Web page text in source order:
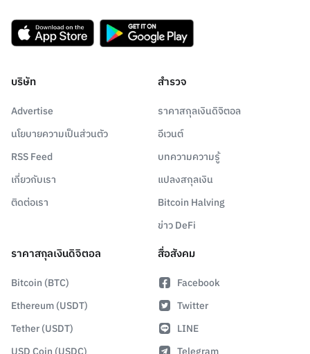
บริษัท
Advertise
นโยบายความเป็นส่วนตัว
RSS Feed
เกี่ยวกับเรา
ติดต่อเรา
สำรวจ
ราคาสกุลเงินดิจิตอล
อีเวนต์
บทความความรู้
แปลงสกุลเงิน
Bitcoin Halving
ข่าว DeFi
ราคาสกุลเงินดิจิตอล
Bitcoin (BTC)
Ethereum (USDT)
Tether (USDT)
สื่อสังคม
Facebook
Twitter
LINE